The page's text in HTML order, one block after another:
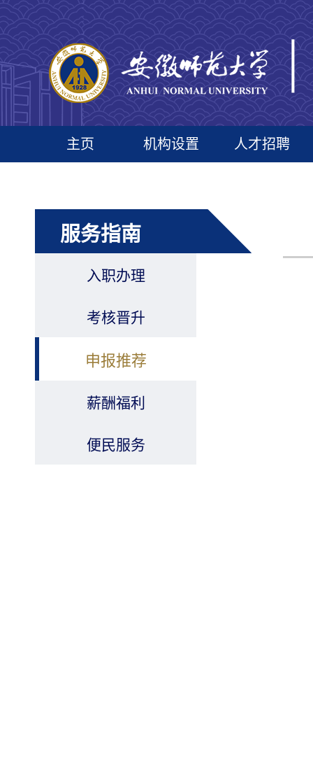
主页 机构设置 人才招聘
服务指南
入职办理
考核晋升
申报推荐
薪酬福利
便民服务